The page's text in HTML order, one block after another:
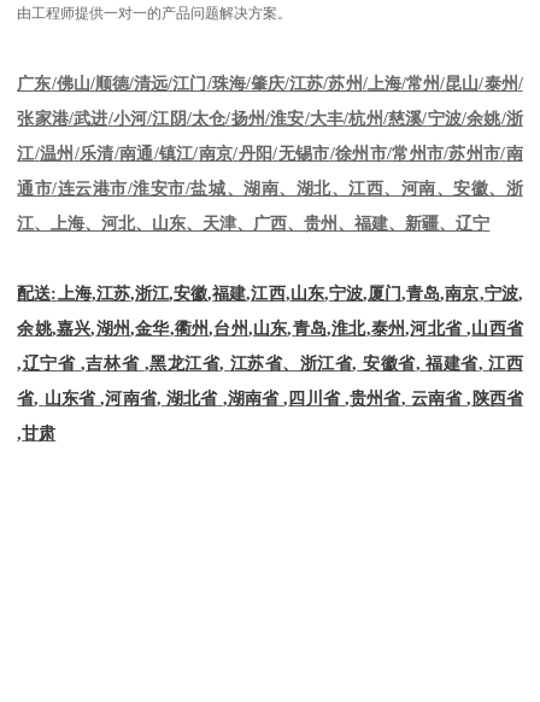
由工程师提供一对一的产品问题解决方案。
广东/佛山/顺德/清远/江门 /珠海/肇庆/江苏/苏州/上海/常州/昆山/泰州/
张家港/武进/小河/江阴/太仓/扬州/淮安/大丰/杭州/慈溪/宁波/余姚/浙
江/温州/乐清/南通/镇江/南京/丹阳/无锡市/徐州市/常州市/苏州市/南
通市/连云港市/淮安市/盐城、湖南、湖北、江西、河南、安徽、浙
江、上海、河北、山东、天津、广西、贵州、福建、新疆、辽宁
配送: 上海,江苏,浙江,安徽,福建,江西,山东,宁波,厦门,青岛,南京,宁波,
余姚,嘉兴,湖州,金华,衢州,台州,山东,青岛,淮北,泰州,河北省 ,山西省
,辽宁省 ,吉林省 ,黑龙江省, 江苏省、浙江省, 安徽省, 福建省, 江西
省, 山东省 ,河南省, 湖北省 ,湖南省 , 四川省 ,贵州省, 云南省 , 陕西省
,甘肃